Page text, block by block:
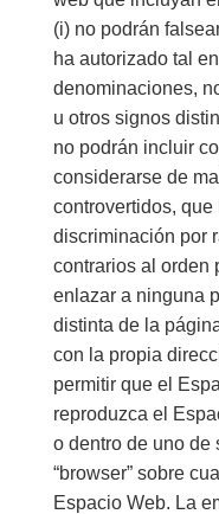
(i) no podrán
ha autorizado tal
denominaciones,
u otros signos
no podrán incluir
considerarse de
controvertidos,
discriminación por
contrarios al orden
enlazar a ninguna
distinta de la
con la propia
permitir que el
reproduzca el
o dentro de uno de
“browser” sobre
Espacio Web. La